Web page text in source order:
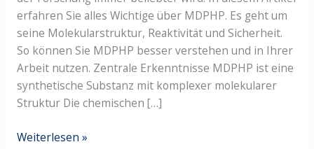
erfahren Sie alles Wichtige über MDPHP. Es geht um
seine Molekularstruktur, Reaktivität und Sicherheit.
So können Sie MDPHP besser verstehen und in Ihrer
Arbeit nutzen. Zentrale Erkenntnisse MDPHP ist eine
synthetische Substanz mit komplexer molekularer
Struktur Die chemischen […]
Weiterlesen »